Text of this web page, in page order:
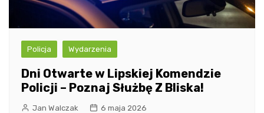
Policja Wydarzenia
Dni Otwarte w Lipskiej Komendzie
Policji – Poznaj Służbę Z Bliska!
Jan Walczak 6 maja 2026